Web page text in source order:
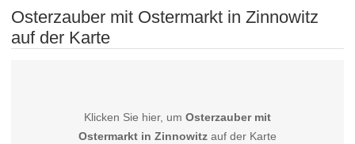
Osterzauber mit Ostermarkt in Zinnowitz
auf der Karte
Klicken Sie hier, um Osterzauber mit
Ostermarkt in Zinnowitzauf der Karte